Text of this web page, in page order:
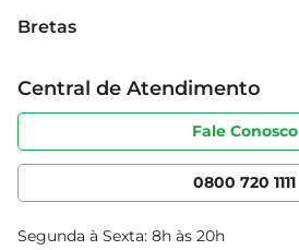
Grupo Cencosud
Sobre privacidade
Portal do fornecedor
Cencosud Media
Bretas
Produtos Bretas
Código de ética
Serviços
Clube Bretas
Blog Bretas
Central de Atendimento
Fale Conosco
0800 720 1111
Segunda à Sexta: 8h às 20h